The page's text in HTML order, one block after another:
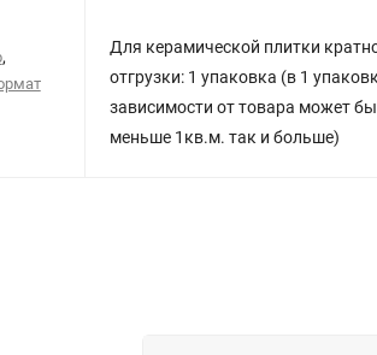
,
Для керамической плитки
отгрузки: 1 упаковка (в 1
зависимости от товара может
меньше 1кв.м. так и больше)